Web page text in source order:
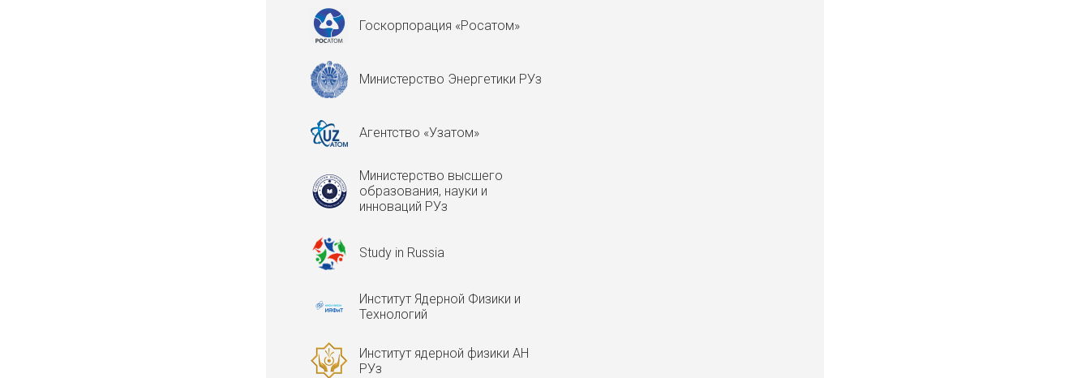
Госкорпорация «Росатом»
Министерство Энергетики РУз
Агентство «Узатом»
Министерство высшего
образования, науки и
инноваций РУз
Study in Russia
Институт Ядерной Физики и
Технологий
Институт ядерной физики АН
РУз